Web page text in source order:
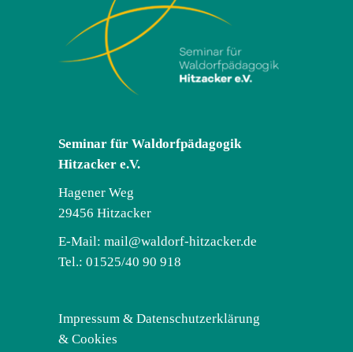
Seminar für Waldorfpädagogik
Hitzacker e.V.
Hagener Weg
29456 Hitzacker
E-Mail: mail@waldorf-hitzacker.de
Tel.: 01525/40 90 918
Impressum & Datenschutzerklärung
& Cookies